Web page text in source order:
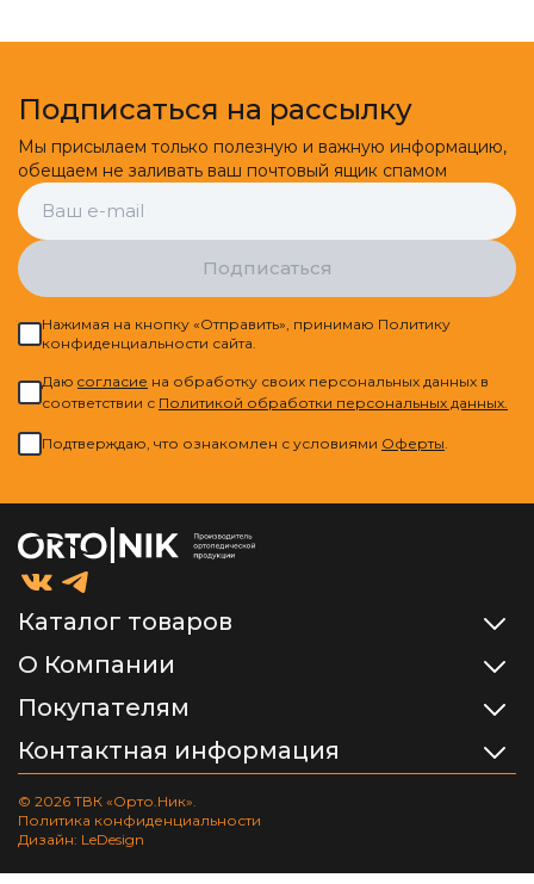
Подписаться на рассылку
Мы присылаем только полезную и важную информацию,
обещаем не заливать ваш почтовый ящик спамом
Подписаться
Нажимая на кнопку «Отправить», принимаю Политику
конфиденциальности сайта.
Даю cогласие на обработку своих персональных данных в
соответствии с Политикой обработки персональных данных.
Подтверждаю, что ознакомлен с условиями Оферты
Каталог товаров
О Компании
Покупателям
Контактная информация
© 2026 ТВК «Орто.Ник».
Политика конфиденциальности
Дизайн: LeDesign